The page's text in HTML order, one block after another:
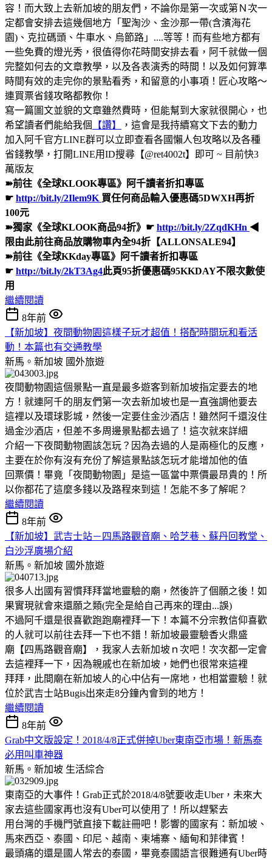
容！而大致上去新加坡的朋友們，不論你是第一次或第Ｎ次一
定都會安排去這幾個地方「聖淘沙、金沙那一帶(含濱海花
園)、克拉碼頭、牛車水、烏節路」....等等！而有些地方都有
一些免費的燈光秀，很值得你花時間安排去看，阿千就做一個
完整如何去的文章教學，以及各表演秀的時間！以及如何算準
時間有效的走完你的景點看秀，和留意的小事項！匠心攻略～
連買票省錢攻略都教你！
寫一篇圖文並貌的文章雖然費時，但能幫到大家就很開心，也
希望讀者們能給我個
【讚】
，這會是我持續寫文下去的動力
加入阿千官方LINE群可以立即查看各國懶人包攻略以及各種
省錢教學，打開LINE用ID搜尋【@ret4002t】即可 ~ 目前快3
萬版友
➽前往《全球KLOOK專區》阿千讀者折扣專區
☛ http://bit.ly/2Ilem9K 買任何商品輸入優惠碼5DWXH再折
100元
➽獨家《全球KLOOK商品94折》☛ http://bit.ly/2ZqdKHn ◀
限由此前往商品放購物車內全94折【ALLONSALE94】
➽前往《全球KKday專區》阿千讀者折扣專區
☛ http://bit.ly/2kT3Ag4此頁95折優惠碼95KKDAY不限次數使
用
繼續閱讀
8年前
【新加坡】夜間動物園這樣子玩才超值！搭配時間玩和看活
動！本篇也有交通教學
新馬。新加坡 國外旅遊
夜間動物園這個景點一直是最多遊客到新加坡指定要去的地
方！就連阿千的朋友們第一次去新加坡也是一直強調他要去
這裡以及環球影城，然後一定要住金沙酒店！雖然阿千還沒住
過金沙酒店，但差不多周邊景點都去過了！這次就來詳細
介紹一下夜間動物園該怎玩？因為去過的人是兩極化的反應，
主要在於你有沒有充份了解這景點該怎玩才能增加他的值
回票價！畢竟「夜間動物園」是這一區當中票價最昂貴的！所
以你都花了這麼多錢以及路程來到這！怎能不多了解呢？
繼續閱讀
8年前
【新加坡】武吉士站－四馬路觀音廟、哈芝巷、蘇丹回教堂、
白沙浮廣場介紹
新馬。新加坡 國外旅遊
很多人出國有習慣拜拜當地靈驗的廟，然後許了個願之後！如
果實現就會來還願之類(完全是給自己再來的理由...誤)
不過阿千還是很喜歡跑跑廟裡拜一下！本篇不分宗教信仰喜歡
的人就可以前往去拜一下也不錯！新加坡最靈驗香火鼎盛
廟【四馬路觀音廟】，我家人去新加坡ｎ次吧！次次都一定會
去這裡拜一下，因為親戚也在新加坡，她們也很常來這裡
拜拜，此間廟在新加坡人的心中佔有一席地，也相當靈驗！就
位於武吉士站Bugis出來走8分鐘內會到的地方！
繼續閱讀
8年前
Grab中文版設定！2018/4/8正式併掉Uber東南亞市場！新馬泰
必用叫車神器
新馬。新加坡 生活綜合
東南亞的大事件！Grab正式於2018/4/8號要收走Uber，未來大
家去這些國家再也沒有Uber可以使用了！所以趕緊去
用台灣的手機門號直接下載註冊吧！影響的國家有：新加坡、
馬來西亞、泰國、印尼、越南、柬埔寨、緬甸和菲律賓！
最頭痛的還是國人常去的泰國，畢竟泰國語言很難通有Uber時